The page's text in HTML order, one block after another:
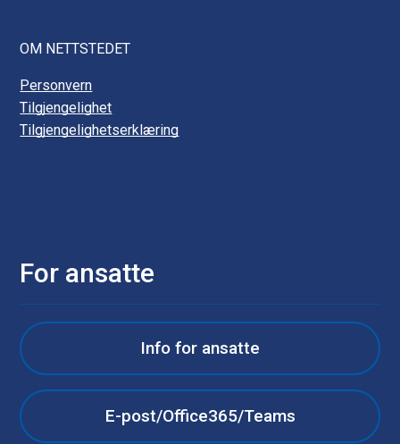
OM NETTSTEDET
Personvern
Tilgjengelighet
Tilgjengelighetserklæring
For ansatte
Info for ansatte
E-post/Office365/Teams